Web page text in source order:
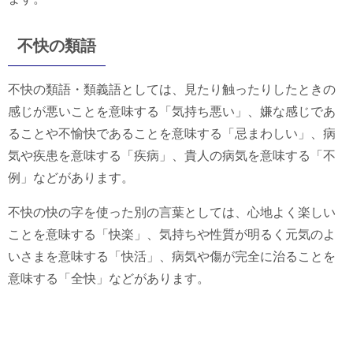
不快の類語
不快の類語・類義語としては、見たり触ったりしたときの
感じが悪いことを意味する「気持ち悪い」、嫌な感じであ
ることや不愉快であることを意味する「忌まわしい」、病
気や疾患を意味する「疾病」、貴人の病気を意味する「不
例」などがあります。
不快の快の字を使った別の言葉としては、心地よく楽しい
ことを意味する「快楽」、気持ちや性質が明るく元気のよ
いさまを意味する「快活」、病気や傷が完全に治ることを
意味する「全快」などがあります。